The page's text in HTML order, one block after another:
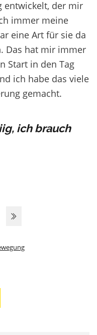
entwickelt, der mir
immer meine
eine Art für sie da
Das hat mir immer
Start in den Tag
ich habe das viele
gemacht.
ich brauch